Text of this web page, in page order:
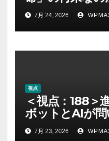
解放とAI時代の
7月 24, 2026
視点
＜視点：188＞
ボットとAIが問
7月 23, 2026